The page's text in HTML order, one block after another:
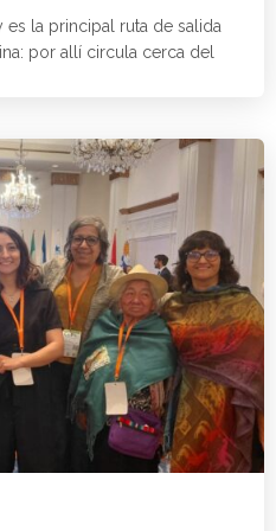
es la principal ruta de salida
por allí circula cerca del